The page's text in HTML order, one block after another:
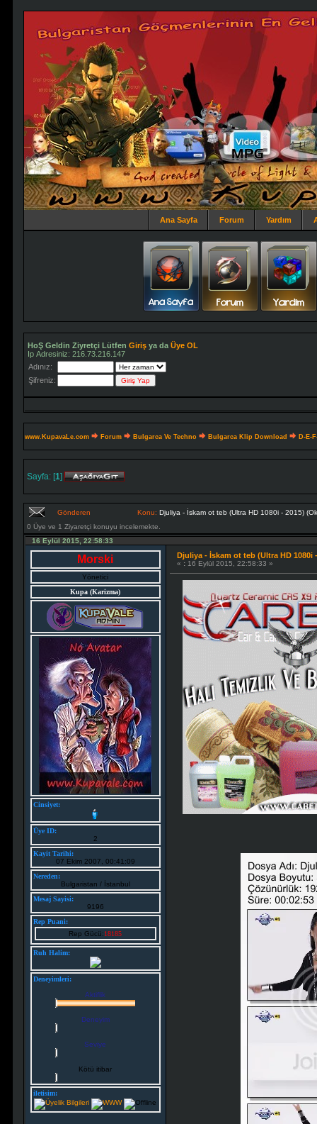
Ana Sayfa Forum Yardım
HoŞ Geldin Ziyretçi Lütfen Giriş ya da Üye OL
Ip Adresiniz: 216.73.216.147
Adınız:
Şifreniz:
www.KupavaLe.com Forum Bulgarca Ve Techno Bulgarca Klip Download D-E-
Sayfa: [1]
Gönderen Konu:
Djuliya
0 Üye ve 1 Ziyaretçi konuyu incelemekte.
16 Eylül 2015, 22:58:33
Morski
Yönetici
Kupa (Karizma)
Cinsiyet:
Üye ID:
2
Kayit Tarihi:
07 Ekim 2007, 00:41:09
Nereden:
Bulgaristan / İstanbul
Mesaj Sayisi:
9196
Rep Puani:
Rep Gücü:18185
Ruh Halim:
Deneyimleri:
Aktiflik
Deneyim
Seviye
Kötü itibar
iletisim:
Djuliya - İskam ot teb (Ultra HD 1080i
« :16 Eylül 2015, 22:58:33 »